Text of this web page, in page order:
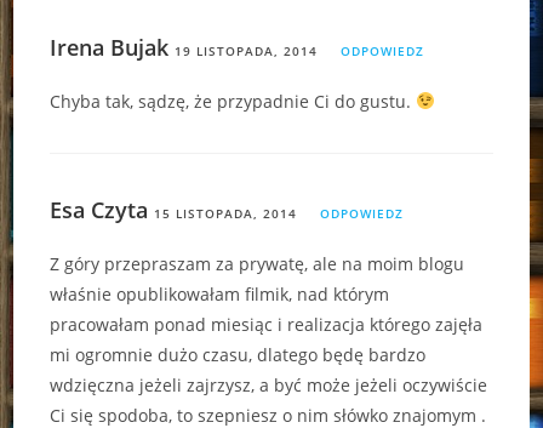
Irena Bujak 19 LISTOPADA, 2014 ODPOWIEDZ
Chyba tak, sądzę, że przypadnie Ci do gustu.
Esa Czyta 15 LISTOPADA, 2014 ODPOWIEDZ
Z góry przepraszam za prywatę, ale na moim blogu
właśnie opublikowałam filmik, nad którym
pracowałam ponad miesiąc i realizacja którego zajęła
mi ogromnie dużo czasu, dlatego będę bardzo
wdzięczna jeżeli zajrzysz, a być może jeżeli oczywiście
Ci się spodoba, to szepniesz o nim słówko znajomym .